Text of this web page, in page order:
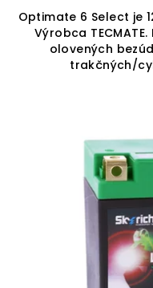
Optimate 6 Select je
Výrobca
olovených
trakčných/